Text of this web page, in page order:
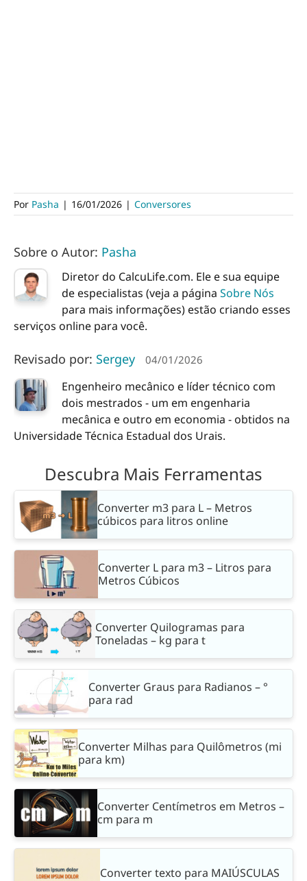
Por Pasha | 16/01/2026 | Conversores
Sobre o Autor: Pasha
Diretor do CalcuLife.com. Ele e sua equipe
de especialistas (veja a página Sobre Nós
para mais informações) estão criando esses
serviços online para você.
Revisado por: Sergey 04/01/2026
Engenheiro mecânico e líder técnico com
dois mestrados - um em engenharia
mecânica e outro em economia - obtidos na
Universidade Técnica Estadual dos Urais.
Descubra Mais Ferramentas
Converter m3 para L – Metros
cúbicos para litros online
Converter L para m3 – Litros para
Metros Cúbicos
Converter Quilogramas para
Toneladas – kg para t
Converter Graus para Radianos – °
para rad
Converter Milhas para Quilômetros (mi
para km)
Converter Centímetros em Metros –
cm para m
Converter texto para MAIÚSCULAS